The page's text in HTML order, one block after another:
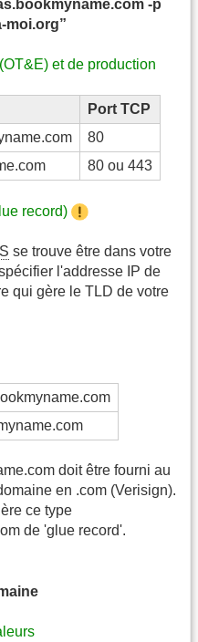
-p
moi.org”
et de production
Port TCP
80
80 ou 443
record)
se trouve être dans votre
l'addresse IP de
qui gère le TLD de votre
doit être fourni au
en .com (Verisign).
ce type
de 'glue record'.